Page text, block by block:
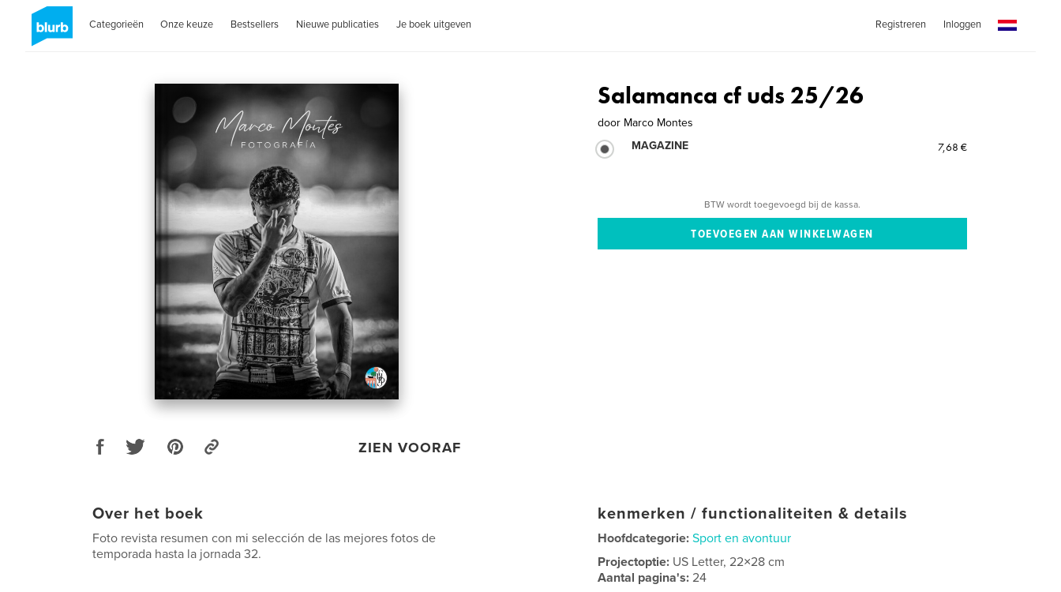
Categorieën Onze keuze Bestsellers Nieuwe publicaties Je boek uitgeven Registreren Inloggen
ZIEN VOORAF
Salamanca cf uds 25/26
door Marco Montes
MAGAZINE
7,68 €
BTW wordt toegevoegd bij de kassa.
Over het boek
Foto revista resumen con mi selección de las mejores fotos de
temporada hasta la jornada 32.
kenmerken / functionaliteiten & details
Hoofdcategorie: Sport en avontuur
Projectoptie: US Letter, 22×28 cm
Aantal pagina's:24